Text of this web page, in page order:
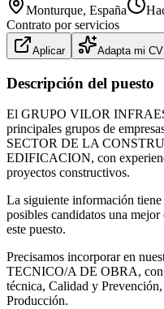
Monturque, España
Contrato por servicios
Aplicar Adapta mi
Descripción del puesto
El GRUPO VILOR
principales grupos de
SECTOR DE LA
EDIFICACION, con
proyectos constructivos.
La siguiente información
posibles candidatos una
este puesto.
Precisamos incorporar en
TECNICO/A DE OBRA, con
técnica, Calidad y
Producción.